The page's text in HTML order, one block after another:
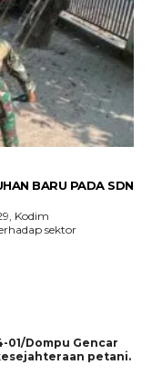
BARU PADA SDN
Kodim
sektor